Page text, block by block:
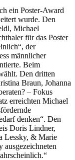
ein Poster-Award
wurde. Den
Michael
für das Poster
der
männlicher
Beim
Den dritten
Braun, Johanna
– Fokus
erreichten Michael
denken“. Den
Doris Lindner,
Lessky, & Marie
ausgezeichneten